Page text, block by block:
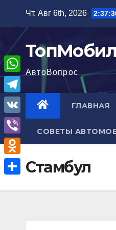
содержимому
Чт. Авг 6th, 2026
АвтоВопрос
ГЛАВНАЯ
СОВЕТЫ
Стамбул
W
h
a
A
T
e
l
e
g
V
K
V
i
b
e
O